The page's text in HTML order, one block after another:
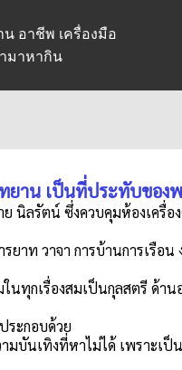
น อาชีพ เครื่องมือ
มาหากิน
ยาน เป็นที่ประทับของ
ลรัตน์ ซึ่งควบคุมห้องเครื่อง
าท วาจา การบ้านการเรือ
กเรื่องสมเป็นกุลสตรี ด้าน
ระกอบด้วย
เทิงที่หาไม่ได้ เพราะเป็น